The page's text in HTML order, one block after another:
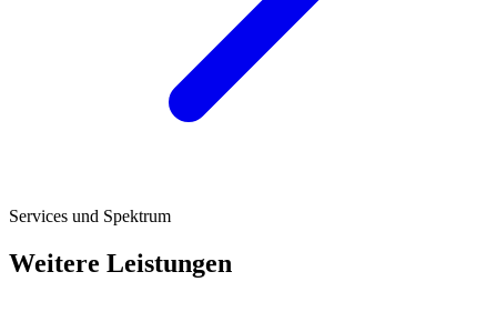
Services und Spektrum
Weitere Leistungen